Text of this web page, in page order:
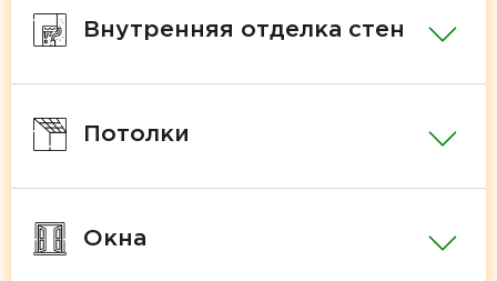
Внутренняя отделка стен
Потолки
Окна